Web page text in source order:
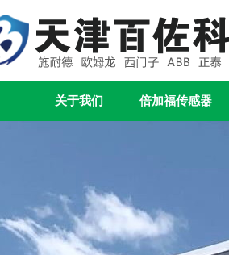
关于我们 倍加福传感器